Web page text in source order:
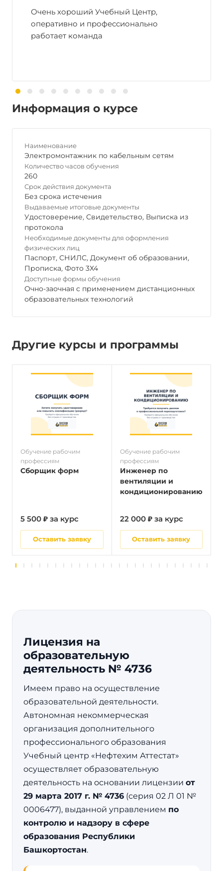
Очень хороший Учебный Центр,
оперативно и профессионально
работает команда
Информация о курсе
Наименование
Электромонтажник по кабельным сетям
Количество часов обучения
260
Срок действия документа
Без срока истечения
Выдаваемые итоговые документы
Удостоверение, Свидетельство, Выписка из
протокола
Необходимые документы для оформления
физических лиц
Паспорт, СНИЛС, Документ об образовании,
Прописка, Фото 3Х4
Доступные формы обучения
Очно-заочная с применением дистанционных
образовательных технологий
Другие курсы и программы
Обучение рабочим
профессиям
Сборщик форм
5 500 ₽ за курс
Оставить заявку
Обучение рабочим
профессиям
Инженер по
вентиляции и
кондиционированию
22 000 ₽ за курс
Оставить заявку
Лицензия на
образовательную
деятельность № 4736
Имеем право на осуществление
образовательной деятельности.
Автономная некоммерческая
организация дополнительного
профессионального образования
Учебный центр «Нефтехим Аттестат»
осуществляет образовательную
деятельность на основании лицензии от
29 марта 2017 г. № 4736 (серия 02 Л 01 №
0006477), выданной управлением по
контролю и надзору в сфере
образования Республики
Башкортостан.